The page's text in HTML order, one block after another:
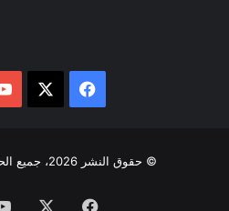
فيسبوك
© حقوق النشر 2026، جميع الحقوق محفوظة |
فيسبوك